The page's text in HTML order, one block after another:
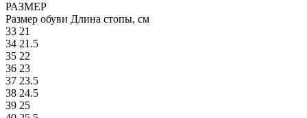
РАЗМЕР
Размер обуви Длина стопы, см
33 21
34 21.5
35 22
36 23
37 23.5
38 24.5
39 25